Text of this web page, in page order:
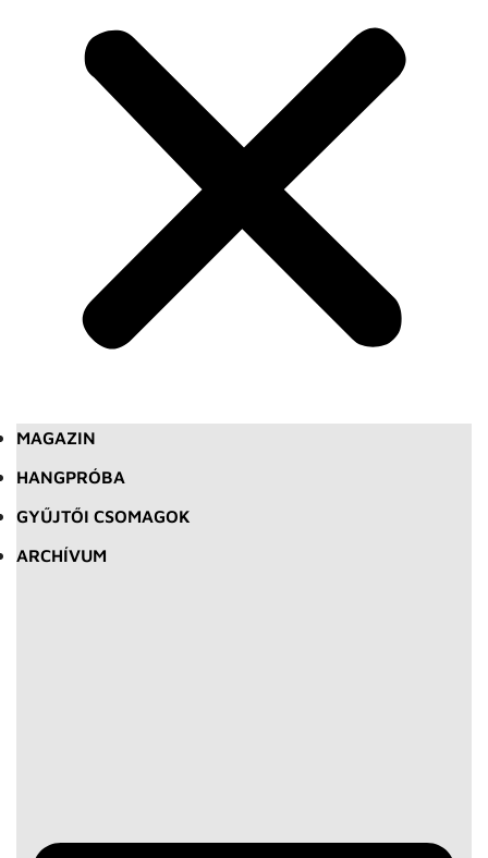
MAGAZIN
HANGPRÓBA
GYŰJTŐI CSOMAGOK
ARCHÍVUM